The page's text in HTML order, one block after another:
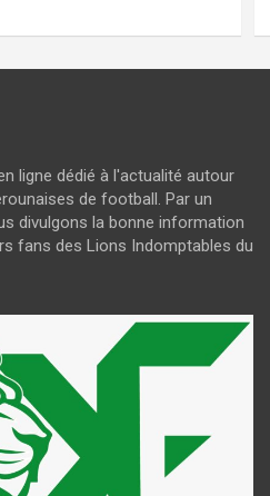
ligne dédié à l'actualité autour
de football. Par un
divulgons la bonne information
fans des Lions Indomptables du